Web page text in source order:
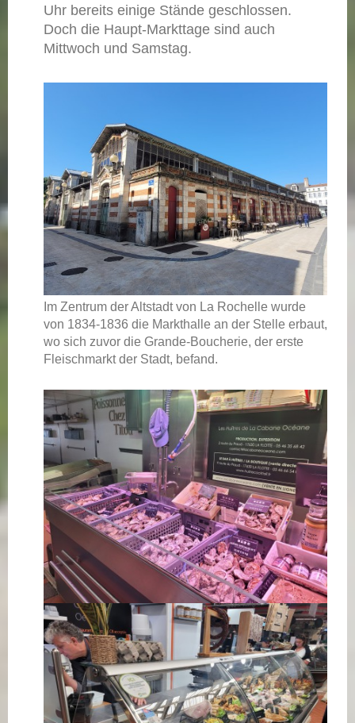
Uhr bereits einige Stände geschlossen.
Doch die Haupt-Markttage sind auch
Mittwoch und Samstag.
Im Zentrum der Altstadt von La Rochelle wurde
von 1834-1836 die Markthalle an der Stelle erbaut,
wo sich zuvor die Grande-Boucherie, der erste
Fleischmarkt der Stadt, befand.